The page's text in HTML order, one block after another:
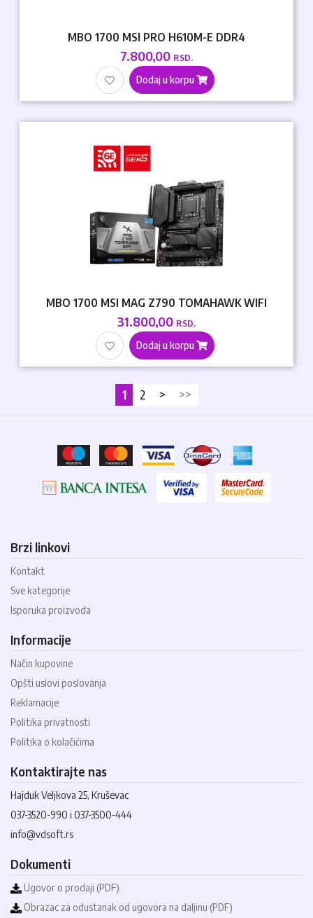
MBO 1700 MSI PRO H610M-E DDR4
7.800,00 RSD.
Dodaj u korpu
MBO 1700 MSI MAG Z790 TOMAHAWK WIFI
31.800,00 RSD.
Dodaj u korpu
1 2 > >>
Brzi linkovi
Kontakt
Sve kategorije
Isporuka proizvoda
Informacije
Način kupovine
Opšti uslovi poslovanja
Reklamacije
Politika privatnosti
Politika o kolačićima
Kontaktirajte nas
Hajduk Veljkova 25, Kruševac
037-3520-990 i 037-3500-444
info@vdsoft.rs
Dokumenti
Ugovor o prodaji (PDF)
Obrazac za odustanak od ugovora na daljinu (PDF)